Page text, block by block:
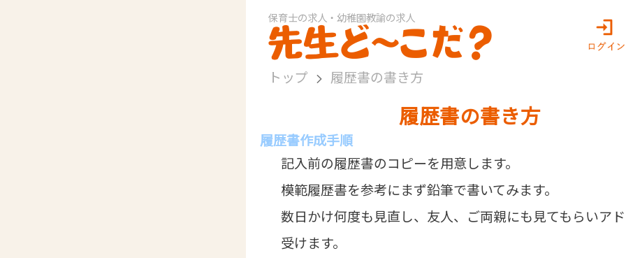
保育士の求人・幼稚園教諭の求人
トップ 履歴書の書き方
履歴書の書き方
履歴書作成手順
記入前の履歴書のコピーを用意します。
模範履歴書を参考にまず鉛筆で書いてみます。
数日かけ何度も見直し、友人、ご両親にも見てもらいア
受けます。